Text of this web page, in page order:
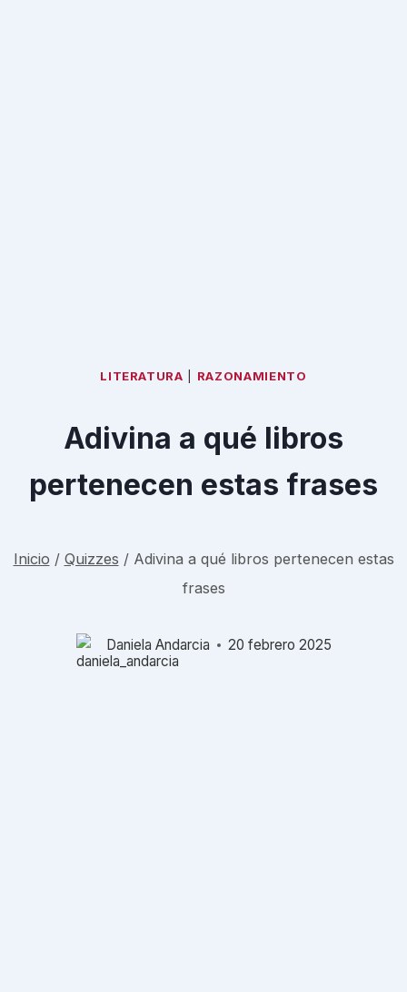
LITERATURA RAZONAMIENTO
Adivina a qué libros
pertenecen estas frases
Inicio / Quizzes / Adivina a qué libros pertenecen estas
frases
Daniela Andarcia 20 febrero 2025